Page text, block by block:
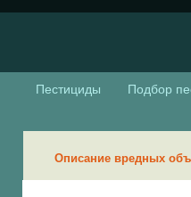
Пестициды Подбор
Описание вредных